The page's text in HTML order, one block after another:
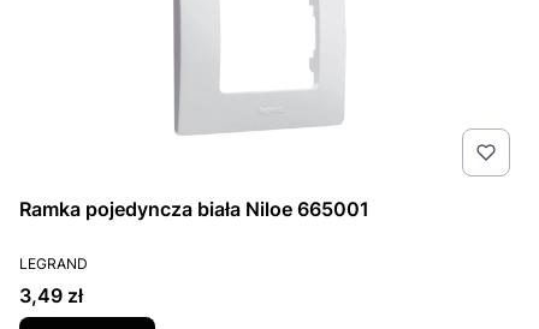
Ramka pojedyncza biała Niloe 665001
PRODUCENT
LEGRAND
Cena
3,49 zł